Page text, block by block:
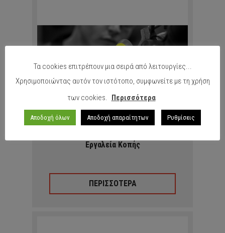
Eργαλεία Κοπής
ΠΕΡΙΣΣΟΤΕΡΑ
Τα cookies επιτρέπουν μια σειρά από λειτουργίες...
Χρησιμοποιώντας αυτόν τον ιστότοπο, συμφωνείτε με τη χρήση
των cookies.
Περισσότερα
Αποδοχή όλων Αποδοχή απαραίτητων Ρυθμίσεις